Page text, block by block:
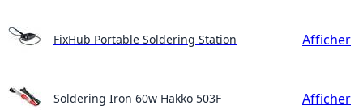
FixHub Portable Soldering Station Afficher
Soldering Iron 60w Hakko 503F Afficher